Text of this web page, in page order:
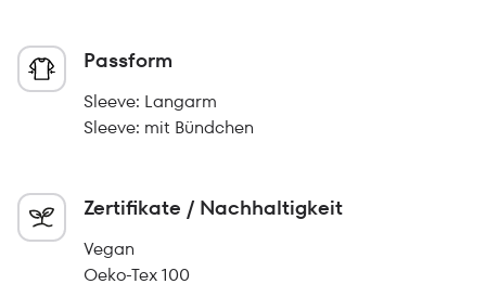
Passform
Sleeve: Langarm
Sleeve: mit Bündchen
Zertifikate / Nachhaltigkeit
Vegan
Oeko-Tex 100